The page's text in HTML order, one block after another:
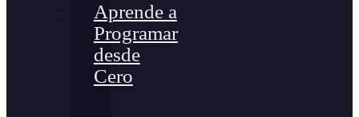
Aprende a
Programar
desde
Cero